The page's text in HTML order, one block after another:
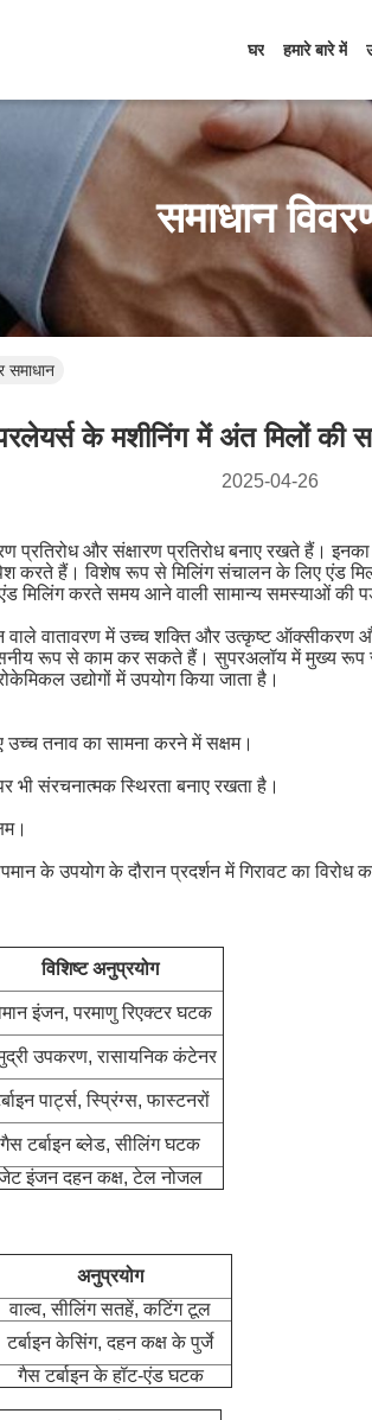
घर हमारे बारे में
समाधान
समाधान
के मशीनिंग में अंत मिलों की
2025-04-26
और संक्षारण प्रतिरोध बनाए रखते हैं।
पेश करते हैं। विशेष रूप से मिलिंग संचालन के लिए
करते समय आने वाली सामान्य समस्याओं की
वाले वातावरण में उच्च शक्ति और उत्कृष्ट
रूप से काम कर सकते हैं। सुपरअलॉय में मुख्य
उद्योगों में उपयोग किया जाता है।
उच्च तनाव का सामना करने में सक्षम।
भी संरचनात्मक स्थिरता बनाए रखता है।
के उपयोग के दौरान प्रदर्शन में गिरावट का विरोध
विशिष्ट अनुप्रयोग
इंजन, परमाणु रिएक्टर घटक
उपकरण, रासायनिक कंटेनर
पार्ट्स, स्प्रिंग्स, फास्टनरों
गैस टर्बाइन ब्लेड, सीलिंग घटक
इंजन दहन कक्ष, टेल नोजल
अनुप्रयोग
वाल्व, सीलिंग सतहें, कटिंग टूल
टर्बाइन केसिंग, दहन कक्ष के पुर्जे
गैस टर्बाइन के हॉट-एंड घटक